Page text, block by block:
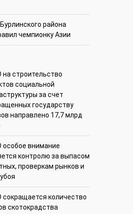
района
чемпионку Азии
на строительство
социальной
за счет
государству
направлено 17,7 млрд
особое внимание
контролю за выпасом
проверкам рынков и
сокращается количество
скотокрадства